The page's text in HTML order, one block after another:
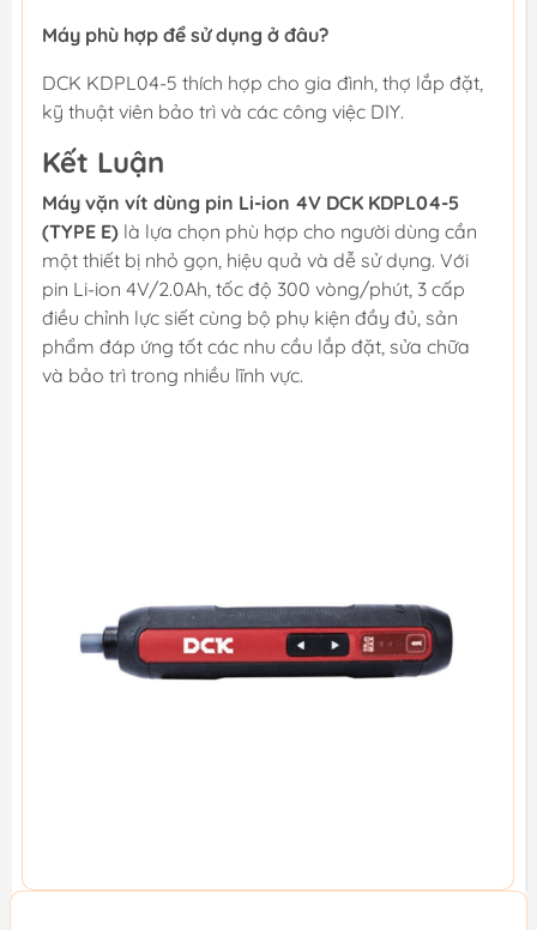
Máy phù hợp để sử dụng ở đâu?
DCK KDPL04-5 thích hợp cho gia đình, thợ lắp đặt,
kỹ thuật viên bảo trì và các công việc DIY.
Kết Luận
Máy vặn vít dùng pin Li-ion 4V DCK KDPL04-5
(TYPE E) là lựa chọn phù hợp cho người dùng cần
một thiết bị nhỏ gọn, hiệu quả và dễ sử dụng. Với
pin Li-ion 4V/2.0Ah, tốc độ 300 vòng/phút, 3 cấp
điều chỉnh lực siết cùng bộ phụ kiện đầy đủ, sản
phẩm đáp ứng tốt các nhu cầu lắp đặt, sửa chữa
và bảo trì trong nhiều lĩnh vực.